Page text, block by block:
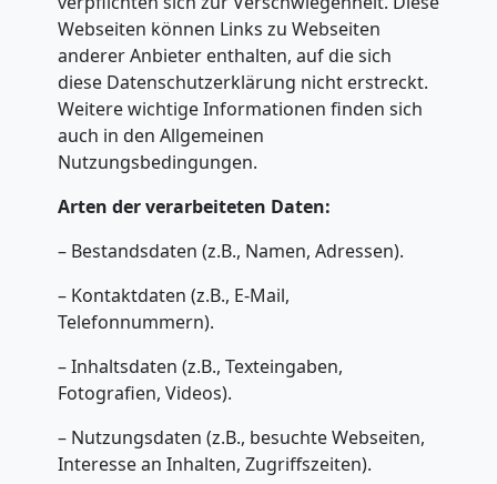
Webseiten können Links zu Webseiten
anderer Anbieter enthalten, auf die sich
diese Datenschutzerklärung nicht erstreckt.
Weitere wichtige Informationen finden sich
auch in den Allgemeinen
Nutzungsbedingungen.
Arten der verarbeiteten Daten:
– Bestandsdaten (z.B., Namen, Adressen).
– Kontaktdaten (z.B., E-Mail,
Telefonnummern).
– Inhaltsdaten (z.B., Texteingaben,
Fotografien, Videos).
– Nutzungsdaten (z.B., besuchte Webseiten,
Interesse an Inhalten, Zugriffszeiten).